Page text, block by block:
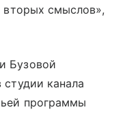
вторых смыслов»,
Бузовой
канала
программы